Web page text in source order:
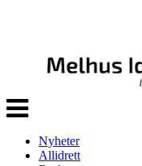
Veksle
navigasjon
Nyheter
Allidrett